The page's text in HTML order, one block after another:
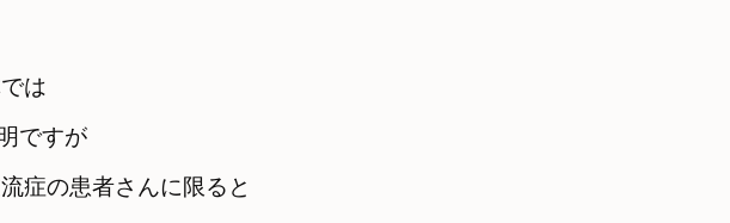
では
ですが
症の患者さんに限ると